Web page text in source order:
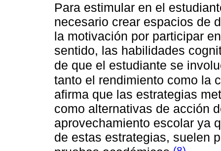
Para estimular en el
necesario crear espacios de
la motivación por participar
sentido, las habilidades
de que el estudiante se
tanto el rendimiento como la
afirma que las estrategias
como alternativas de acción
aprovechamiento escolar ya
de estas estrategias, suelen